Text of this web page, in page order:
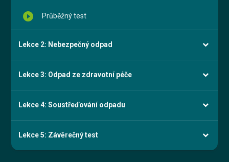
play_circle_filled Průběžný test
Lekce 2: Nebezpečný odpad
Lekce 3: Odpad ze zdravotní péče
Lekce 4: Soustřeďování odpadu
Lekce 5: Závěrečný test